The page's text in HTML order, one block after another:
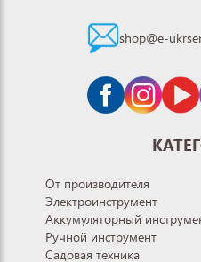
shop@e-
От производителя
Электроинструмент
Аккумуляторный
Ручной инструмент
Садовая техника